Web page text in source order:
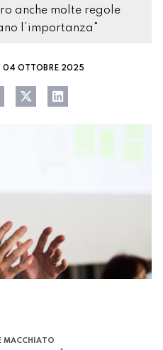
anche molte regole
l’importanza"
04 OTTOBRE 2025
MACCHIATO